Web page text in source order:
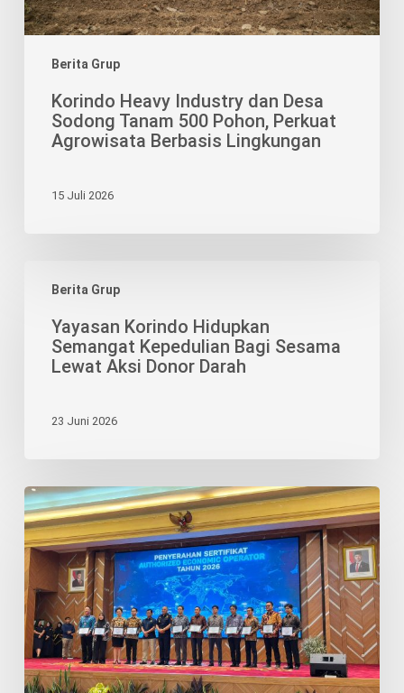
Berita Grup
Perkuat
Agrowisata
Korindo Heavy Industry dan Desa
Sodong Tanam 500 Pohon, Perkuat
Agrowisata Berbasis Lingkungan
15 Juli 2026
Berita Grup
Korindo
Hidupkan
Semangat
Kepedulian
Lewat
Darah
Yayasan Korindo Hidupkan
Semangat Kepedulian Bagi Sesama
Lewat Aksi Donor Darah
23 Juni 2026
Pengakuan
AEO
Perkuat
Posisi
BRJ
sebagai
Mitra
Logistik
Terpercaya